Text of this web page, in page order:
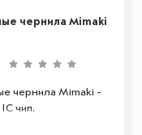
чернила Mimaki
чернила Mimaki -
чип.